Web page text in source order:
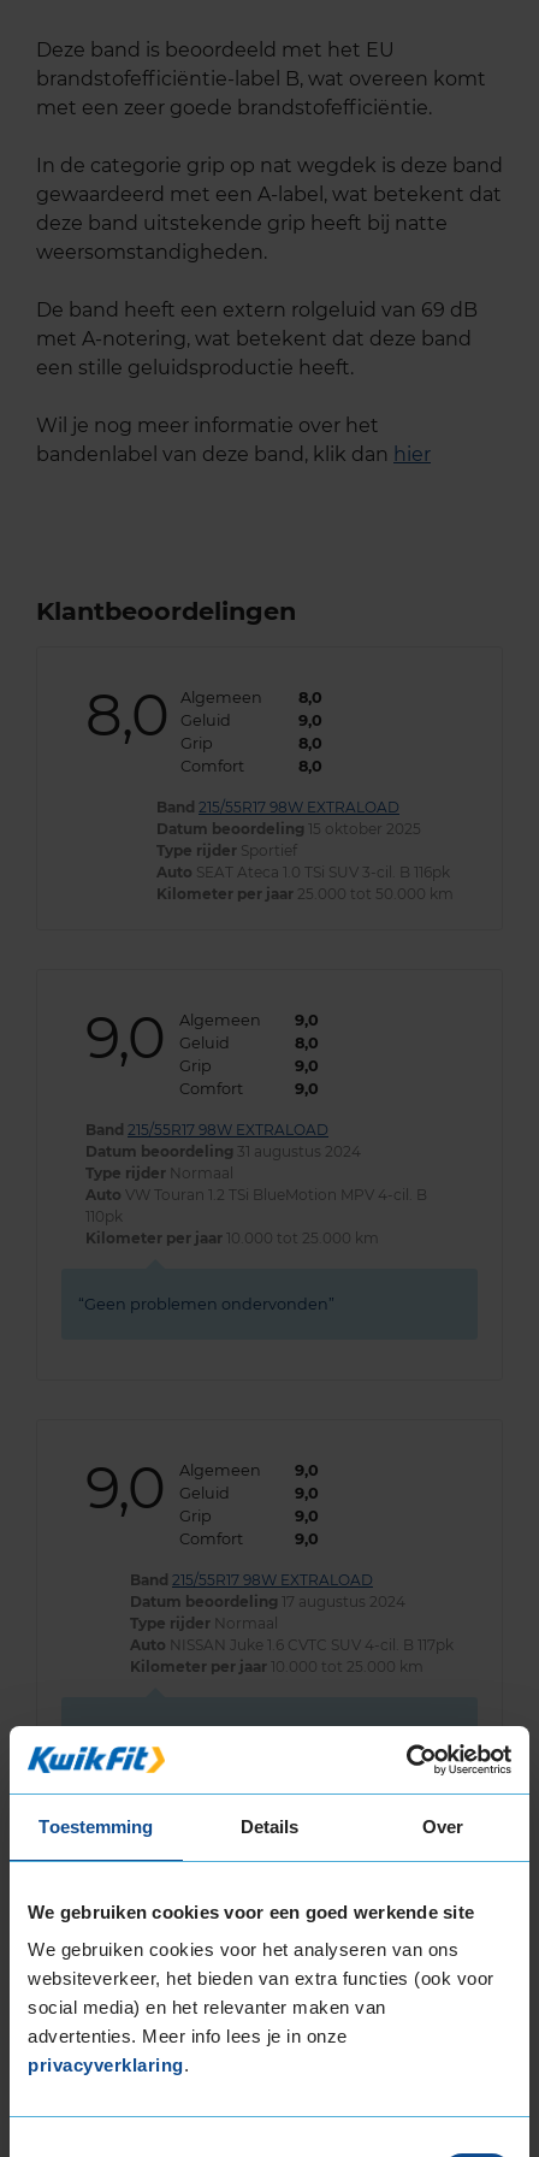
Toestemming Details Over
We gebruiken cookies voor een goed werkende site
We gebruiken cookies voor het analyseren van ons
websiteverkeer, het bieden van extra functies (ook voor
social media) en het relevanter maken van
advertenties. Meer info lees je in onze
privacyverklaring.
Deze band is beoordeeld met het EU
brandstofefficiëntie-label B, wat overeen komt
met een zeer goede brandstofefficiëntie.
In de categorie grip op nat wegdek is deze band
gewaardeerd met een A-label, wat betekent dat
deze band uitstekende grip heeft bij natte
weersomstandigheden.
De band heeft een extern rolgeluid van 69 dB
met A-notering, wat betekent dat deze band
een stille geluidsproductie heeft.
Wil je nog meer informatie over het
bandenlabel van deze band, klik dan hier
Klantbeoordelingen
8,0 Algemeen
8,0
Geluid
9,0
Grip
8,0
Comfort
8,0
Band 215/55R17 98W EXTRALOAD
Datum beoordeling 15 oktober 2025
Type rijder Sportief
Auto SEAT Ateca 1.0 TSi SUV 3-cil. B 116pk
Kilometer per jaar 25.000 tot 50.000 km
9,0 Algemeen
9,0
Geluid
8,0
Grip
9,0
Comfort
9,0
Band 215/55R17 98W EXTRALOAD
Datum beoordeling 31 augustus 2024
Type rijder Normaal
Auto VW Touran 1.2 TSi BlueMotion MPV 4-cil. B
110pk
Kilometer per jaar 10.000 tot 25.000 km
Geen problemen ondervonden
9,0 Algemeen
9,0
Geluid
9,0
Grip
9,0
Comfort
9,0
Band 215/55R17 98W EXTRALOAD
Datum beoordeling 17 augustus 2024
Type rijder Normaal
Auto NISSAN Juke 1.6 CVTC SUV 4-cil. B 117pk
Kilometer per jaar 10.000 tot 25.000 km
Ik had hier voor banden die niet in de buurt
komen van de kwaliteit (tot nu) en geluid Het
gevoel met rijden is zeer prettig
Bandenmontagepakketten
bandenmaat omvang (inch)